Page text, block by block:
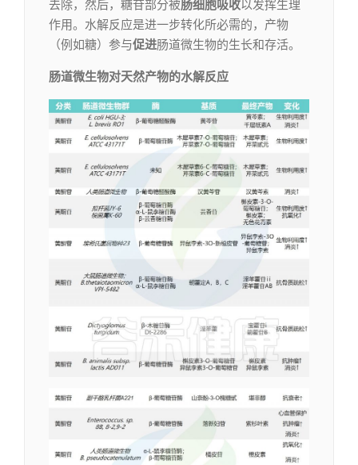
去除，然后，糖苷部分被肠细胞吸收以发挥生理
作用。水解反应是进一步转化所必需的，产物
（例如糖）参与促进肠道微生物的生长和存活。
肠道微生物对天然产物的水解反应